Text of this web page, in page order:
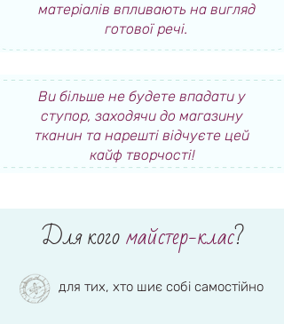
матеріалів впливають на вигляд
готової речі.
Ви більше не будете впадати у
ступор, заходячи до магазину
тканин та нарешті відчуєте цей
кайф творчості!
Для когомайстер-клас?
для тих, хто шиє собі самостійно